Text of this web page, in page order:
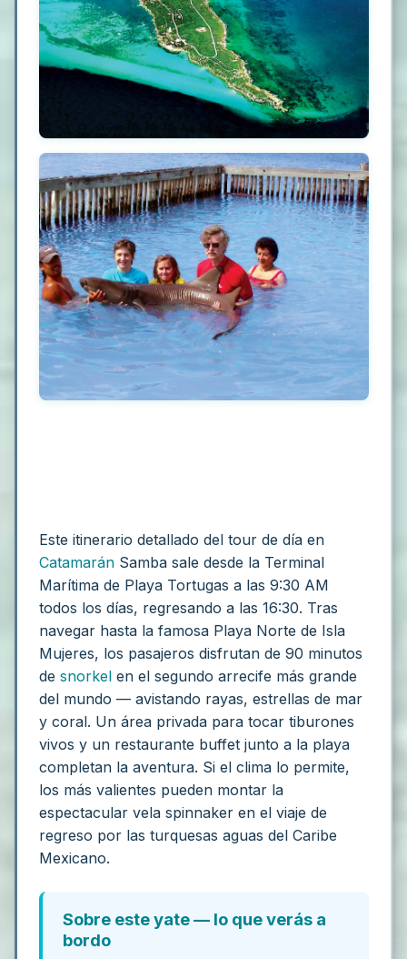
Este itinerario detallado del tour de día en
Catamarán Samba sale desde la Terminal
Marítima de Playa Tortugas a las 9:30 AM
todos los días, regresando a las 16:30. Tras
navegar hasta la famosa Playa Norte de Isla
Mujeres, los pasajeros disfrutan de 90 minutos
de snorkel en el segundo arrecife más grande
del mundo — avistando rayas, estrellas de mar
y coral. Un área privada para tocar tiburones
vivos y un restaurante buffet junto a la playa
completan la aventura. Si el clima lo permite,
los más valientes pueden montar la
espectacular vela spinnaker en el viaje de
regreso por las turquesas aguas del Caribe
Mexicano.
Sobre este yate — lo que verás a
bordo